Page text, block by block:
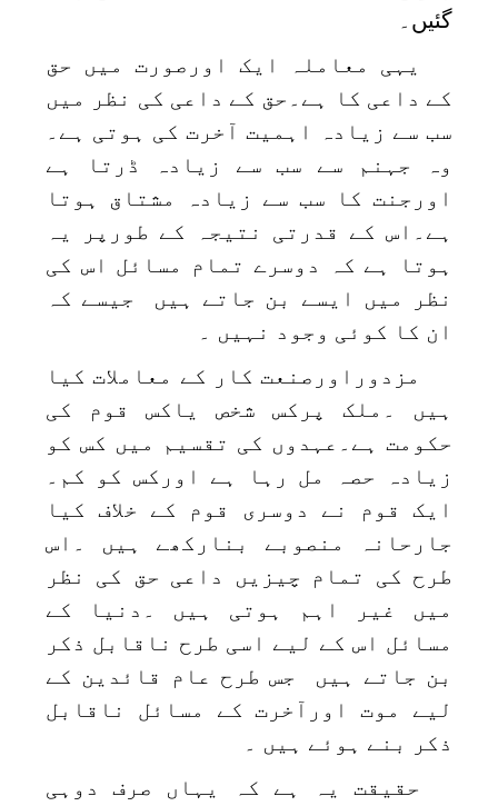
گئیں۔
یہی معاملہ ایک اورصورت میں حق
کے داعی کا ہے۔حق کے داعی کی نظر میں
سب سے زیادہ اہمیت آخرت کی ہوتی ہے۔
وہ جہنم سے سب سے زیادہ ڈرتا ہے
اورجنت کا سب سے زیادہ مشتاق ہوتا
ہے۔اس کے قدرتی نتیجہ کے طورپر یہ
ہوتا ہے کہ دوسرے تمام مسائل اس کی
نظر میں ایسے بن جاتے ہیں جیسے کہ
ان کا کوئی وجود نہیں ۔
مزدوراورصنعت کار کے معاملات کیا
ہیں ۔ملک پرکس شخص یاکس قوم کی
حکومت ہے۔عہدوں کی تقسیم میں کس کو
زیادہ حصہ مل رہا ہے اورکس کو کم۔
ایک قوم نے دوسری قوم کے خلاف کیا
جارحانہ منصوبے بنارکھے ہیں ۔اس
طرح کی تمام چیزیں داعی حق کی نظر
میں غیر اہم ہوتی ہیں ۔دنیا کے
مسائل اس کے لیے اسی طرح ناقابل ذکر
بن جاتے ہیں جس طرح عام قائدین کے
لیے موت اورآخرت کے مسائل ناقابل
ذکر بنے ہوئے ہیں ۔
حقیقت یہ ہے کہ یہاں صرف دوہی